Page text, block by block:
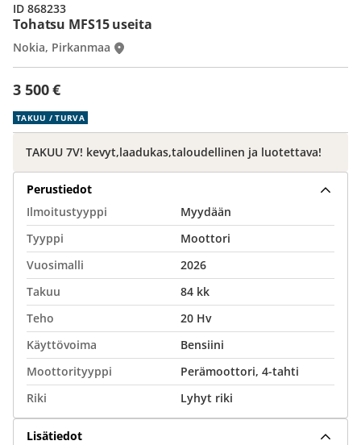
Tohatsu MFS15 useita
3 500 €
Nokia, Pirkanmaa
ID 868233
TAKUU / TURVA
TAKUU 7V! kevyt,laadukas,taloudellinen ja luotettava!
Perustiedot
Ilmoitustyyppi
Myydään
Tyyppi
Moottori
Vuosimalli
2026
Takuu
84 kk
Teho
20 Hv
Käyttövoima
Bensiini
Moottorityyppi
Perämoottori, 4-tahti
Riki
Lyhyt riki
Lisätiedot